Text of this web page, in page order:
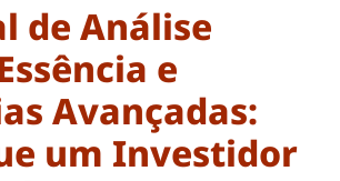
de Análise
e
Avançadas:
um Investidor